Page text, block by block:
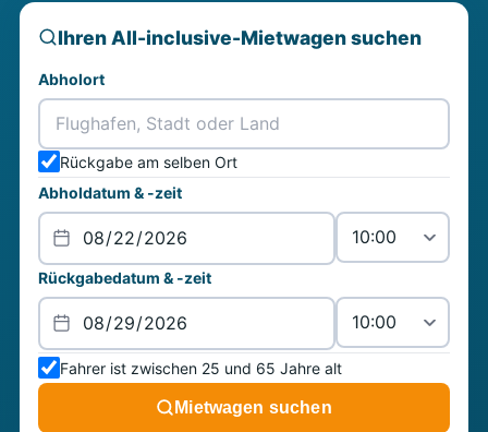
Ihren All-inclusive-Mietwagen suchen
Abholort
Rückgabe am selben Ort
Abholdatum & -zeit
Rückgabedatum & -zeit
Fahrer ist zwischen 25 und 65 Jahre alt
Mietwagen suchen